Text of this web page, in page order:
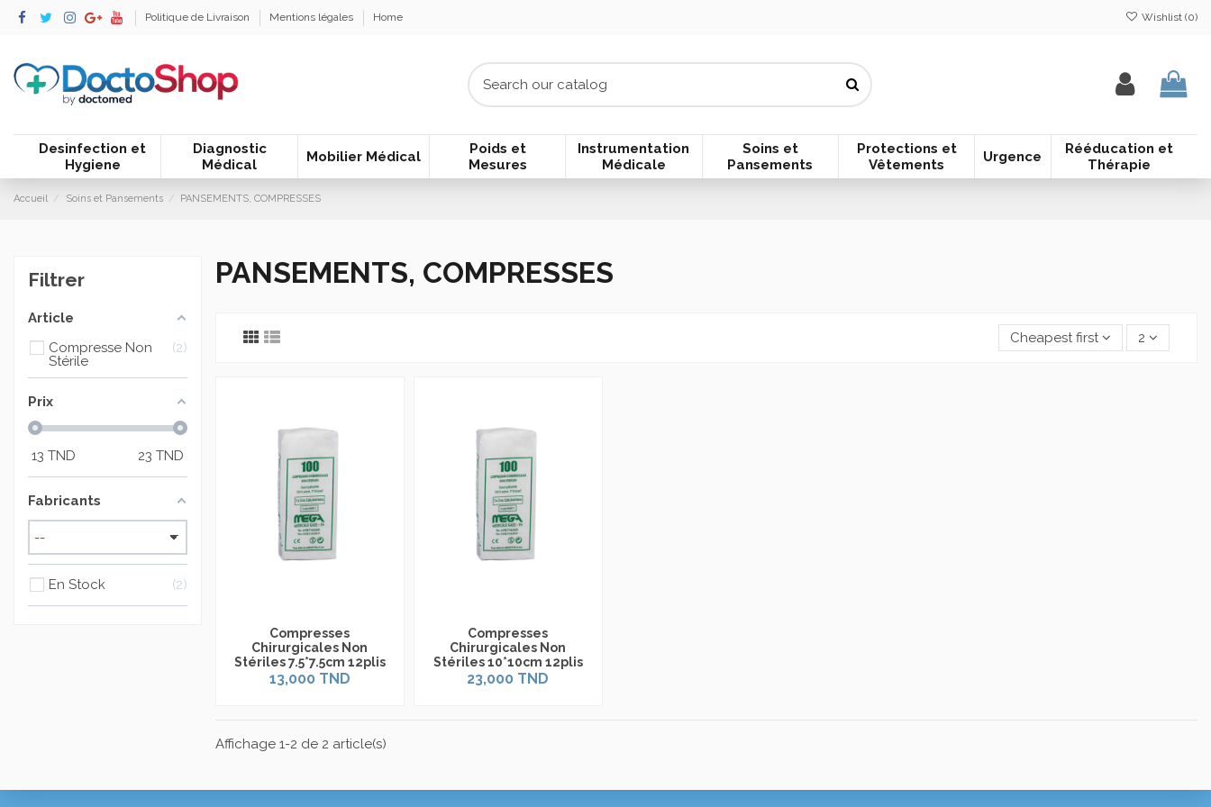
Politique de Livraison Mentions légales Home Wishlist (0)
Desinfection et
Hygiene
Diagnostic
Médical
Mobilier Médical
Poids et
Mesures
Instrumentation
Médicale
Soins et
Pansements
Protections et
Vêtements
Urgence
Rééducation et
Thérapie
Accueil Soins et Pansements PANSEMENTS, COMPRESSES
PANSEMENTS, COMPRESSES
Cheapest first 2
Compresses
Chirurgicales Non
Stériles 7.5*7.5cm 12plis
13,000 TND
Compresses
Chirurgicales Non
Stériles 10*10cm 12plis
23,000 TND
Affichage 1-2 de 2 article(s)
Filtrer
Article
Compresse Non
Stérile
2
Prix
13 TND 23 TND
Fabricants
En Stock 2